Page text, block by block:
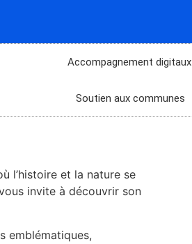
Accompagnement digitaux
Soutien aux communes
l’histoire et la nature se
invite à découvrir son
emblématiques,